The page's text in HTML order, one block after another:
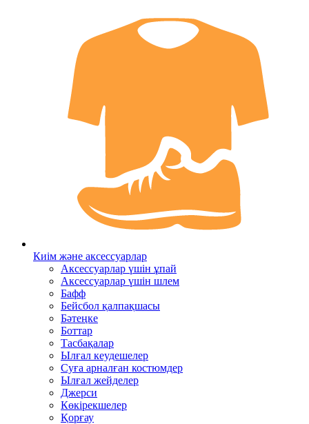
Киім және аксессуарлар
Аксессуарлар үшін ұпай
Аксессуарлар үшін шлем
Бафф
Бейсбол қалпақшасы
Бәтеңке
Боттар
Тасбақалар
Ылғал кеудешелер
Суға арналған костюмдер
Ылғал жейделер
Джерси
Көкірекшелер
Қорғау